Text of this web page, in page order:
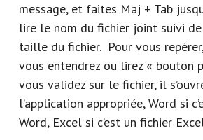
message, et faites Maj + Tab
lire le nom du fichier joint suivi
taille du fichier. Pour vous
vous entendrez ou lirez « bouton
vous validez sur le fichier, il
l’application appropriée, Word si
Word, Excel si c’est un fichier